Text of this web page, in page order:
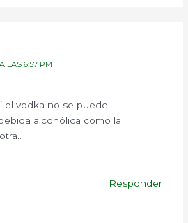
LAS 6:57 PM
el vodka no se puede
alcohólica como la
Responder